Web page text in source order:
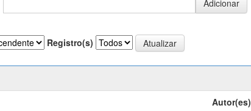
Registro(s)
Autor(es)